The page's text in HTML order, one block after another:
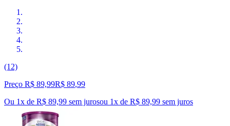
(12)
Preço R$ 89,99R$ 89,99
Ou 1x de R$ 89,99 sem jurosou 1x de R$ 89,99 sem juros